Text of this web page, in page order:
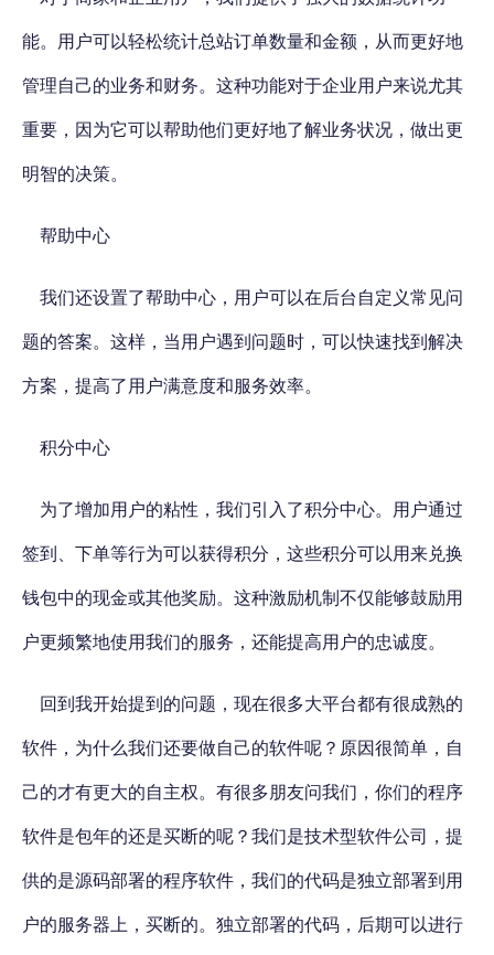
能。用户可以轻松统计总站订单数量和金额，从而更好地
管理自己的业务和财务。这种功能对于企业用户来说尤其
重要，因为它可以帮助他们更好地了解业务状况，做出更
明智的决策。
帮助中心
我们还设置了帮助中心，用户可以在后台自定义常见问
题的答案。这样，当用户遇到问题时，可以快速找到解决
方案，提高了用户满意度和服务效率。
积分中心
为了增加用户的粘性，我们引入了积分中心。用户通过
签到、下单等行为可以获得积分，这些积分可以用来兑换
钱包中的现金或其他奖励。这种激励机制不仅能够鼓励用
户更频繁地使用我们的服务，还能提高用户的忠诚度。
回到我开始提到的问题，现在很多大平台都有很成熟的
软件，为什么我们还要做自己的软件呢？ 原因很简单，自
己的才有更大的自主权。有很多朋友问我们，你们的程序
软件是包年的还是买断的呢？我们是技术型软件公司，提
供的是源码部署的程序软件， 我们的代码是独立部署到用
户的服务器上，买断的。独立部署的代码，后期可以进行